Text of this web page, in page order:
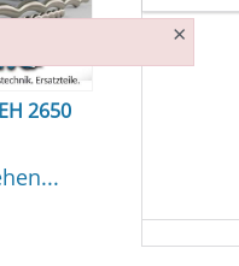
2650
×